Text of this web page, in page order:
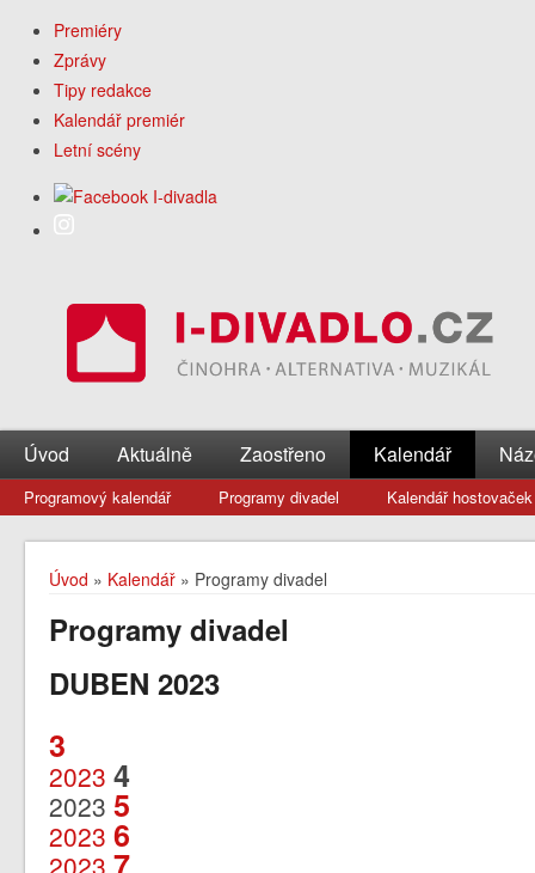
Premiéry
Zprávy
Tipy redakce
Kalendář premiér
Letní scény
Úvod Aktuálně Zaostřeno Kalendář
Programový kalendář Programy divadel Kalendář hostovaček
Úvod » Kalendář » Programy divadel
Programy divadel
DUBEN 2023
3
2023 4
2023 5
2023 6
2023